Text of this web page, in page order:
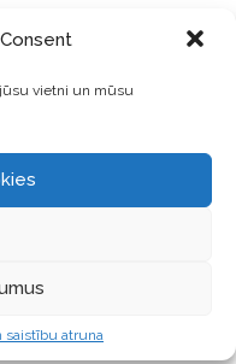
vietni un mūsu
saistību atruna